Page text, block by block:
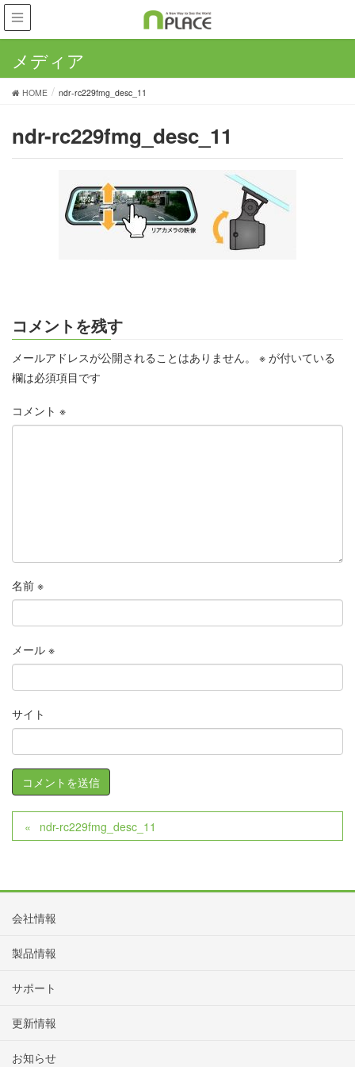
メディア
HOME ndr-rc229fmg_desc_11
ndr-rc229fmg_desc_11
コメントを残す
メールアドレスが公開されることはありません。 ※ が付いている
欄は必須項目です
コメント ※
名前 ※
メール ※
サイト
ndr-rc229fmg_desc_11
会社情報
製品情報
サポート
更新情報
お知らせ